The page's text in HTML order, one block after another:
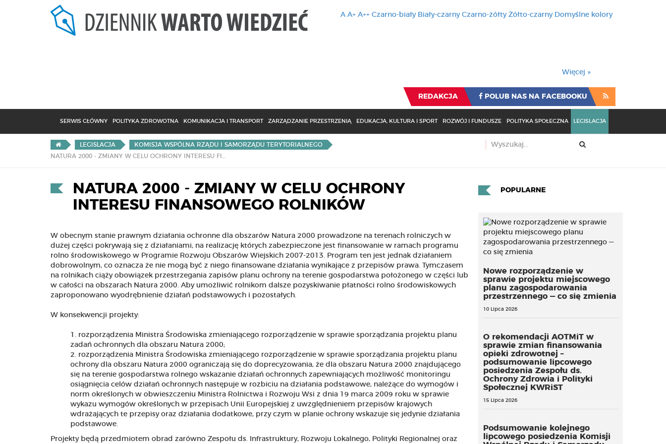
A A+ A++ Czarno-biały Biały-czarny Czarno-żółty Żółto-czarny Domyślne kolory
Więcej »
REDAKCJA POLUB NAS NA FACEBOOKU
SERWIS GŁÓWNY POLITYKA ZDROWOTNA KOMUNIKACJA I TRANSPORT ZARZĄDZANIE PRZESTRZENIĄ EDUKACJA, KULTURA I SPORT ROZWÓJ I FUNDUSZE POLITYKA SPOŁECZNA LEGISLACJA
LEGISLACJA
KOMISJA WSPÓLNA RZĄDU I SAMORZĄDU TERYTORIALNEGO
NATURA 2000 - ZMIANY W CELU OCHRONY
INTERESU FINANSOWEGO ROLNIKÓW
W obecnym stanie prawnym działania ochronne dla obszarów Natura 2000 prowadzone na terenach rolniczych w
dużej części pokrywają się z działaniami, na realizację których zabezpieczone jest finansowanie w ramach programu
rolno środowiskowego w Programie Rozwoju Obszarów Wiejskich 2007-2013. Program ten jest jednak działaniem
dobrowolnym, co oznacza że nie mogą być z niego finansowane działania wynikające z przepisów prawa. Tymczasem
na rolnikach ciąży obowiązek przestrzegania zapisów planu ochrony na terenie gospodarstwa położonego w części lub
w całości na obszarach Natura 2000. Aby umożliwić rolnikom dalsze pozyskiwanie płatności rolno środowiskowych
zaproponowano wyodrębnienie działań podstawowych i pozostałych.
W konsekwencji projekty:
rozporządzenia Ministra Środowiska zmieniającego rozporządzenie w sprawie sporządzania projektu planu
zadań ochronnych dla obszaru Natura 2000;
rozporządzenia Ministra Środowiska zmieniającego rozporządzenie w sprawie sporządzania projektu planu
ochrony dla obszaru Natura 2000 ograniczają się do doprecyzowania, że dla obszaru Natura 2000 znajdującego
się na terenie gospodarstwa rolnego wskazanie działań ochronnych zapewniających możliwość monitoringu
osiągnięcia celów działań ochronnych następuje w rozbiciu na działania podstawowe, należące do wymogów i
norm określonych w obwieszczeniu Ministra Rolnictwa i Rozwoju Wsi z dnia 19 marca 2009 roku w sprawie
wykazu wymogów określonych w przepisach Unii Europejskiej z uwzględnieniem przepisów krajowych
wdrażających te przepisy oraz działania dodatkowe, przy czym w planie ochrony wskazuje się jedynie działania
podstawowe.
Projekty będą przedmiotem obrad zarówno Zespołu ds. Infrastruktury, Rozwoju Lokalnego, Polityki Regionalnej oraz
POPULARNE
Nowe rozporządzenie w
sprawie projektu miejscowego
planu zagospodarowania
przestrzennego — co się zmienia
10 Lipca 2026
O rekomendacji AOTMiT w
sprawie zmian finansowania
opieki zdrowotnej –
podsumowanie lipcowego
posiedzenia Zespołu ds.
Ochrony Zdrowia i Polityki
Społecznej KWRiST
15 Lipca 2026
Podsumowanie kolejnego
lipcowego posiedzenia Komisji